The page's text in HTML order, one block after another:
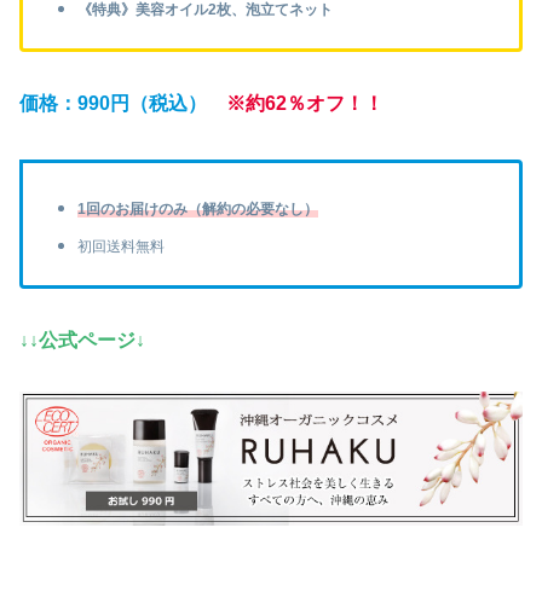
《特典》美容オイル2枚、泡立てネット
価格：990円（税込） ※約62％オフ！！
1回のお届けのみ（解約の必要なし）
初回送料無料
↓↓公式ページ↓